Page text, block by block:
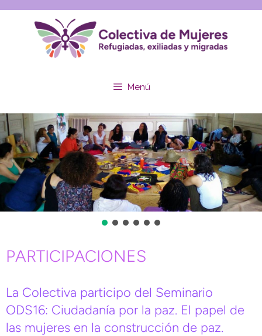
Menú
PARTICIPACIONES
La Colectiva participo del Seminario
ODS16: Ciudadanía por la paz. El papel de
las mujeres en la construcción de paz.